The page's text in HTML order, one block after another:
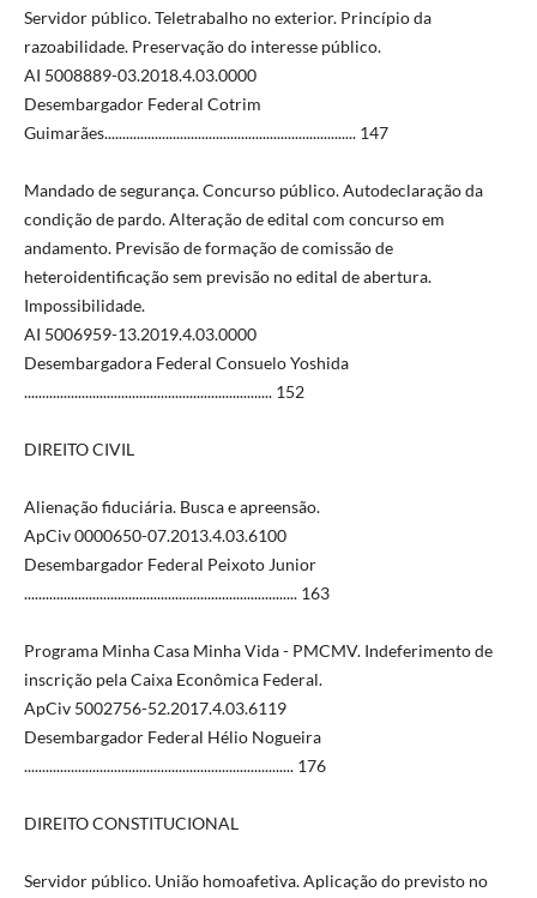
Servidor público. Teletrabalho no exterior. Princípio da
razoabilidade. Preservação do interesse público.
AI 5008889-03.2018.4.03.0000
Desembargador Federal Cotrim
Guimarães...................................................................... 147
Mandado de segurança. Concurso público. Autodeclaração da
condição de pardo. Alteração de edital com concurso em
andamento. Previsão de formação de comissão de
heteroidentificação sem previsão no edital de abertura.
Impossibilidade.
AI 5006959-13.2019.4.03.0000
Desembargadora Federal Consuelo Yoshida
..................................................................... 152
DIREITO CIVIL
Alienação fiduciária. Busca e apreensão.
ApCiv 0000650-07.2013.4.03.6100
Desembargador Federal Peixoto Junior
............................................................................ 163
Programa Minha Casa Minha Vida - PMCMV. Indeferimento de
inscrição pela Caixa Econômica Federal.
ApCiv 5002756-52.2017.4.03.6119
Desembargador Federal Hélio Nogueira
........................................................................... 176
DIREITO CONSTITUCIONAL
Servidor público. União homoafetiva. Aplicação do previsto no